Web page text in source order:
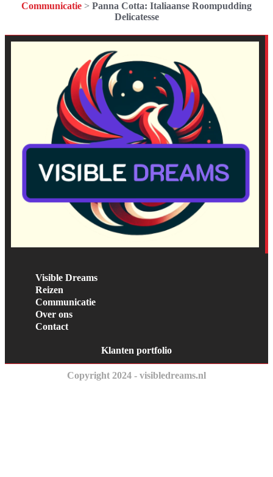
Communicatie > Panna Cotta: Italiaanse Roompudding
Delicatesse
Visible Dreams
Reizen
Communicatie
Over ons
Contact
Klanten portfolio
Copyright 2024 - visibledreams.nl